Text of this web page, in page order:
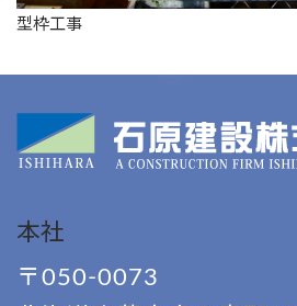
型枠工事
本社
〒050-0073